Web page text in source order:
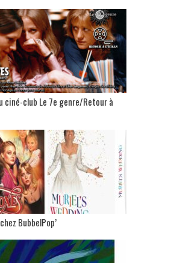
ciné-club Le 7e genre/Retour à
BubbelPop’